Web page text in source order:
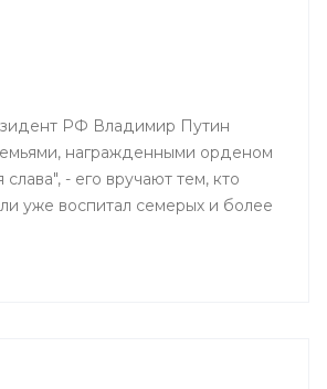
РФ Владимир Путин
награжденными орденом
- его вручают тем, кто
уже воспитал семерых и более